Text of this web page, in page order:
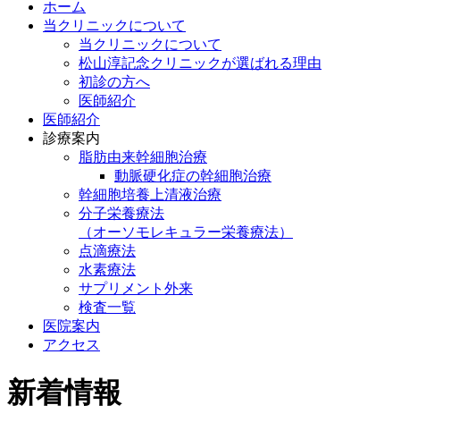
ホーム
当クリニックについて
当クリニックについて
松山淳記念クリニックが選ばれる理由
初診の方へ
医師紹介
医師紹介
診療案内
脂肪由来幹細胞治療
動脈硬化症の幹細胞治療
幹細胞培養上清液治療
分子栄養療法
（オーソモレキュラー栄養療法）
点滴療法
水素療法
サプリメント外来
検査一覧
医院案内
アクセス
新着情報